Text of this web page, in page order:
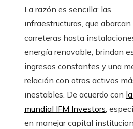
La razón es sencilla: las
infraestructuras, que abarcan
carreteras hasta
energía renovable, brindan
ingresos constantes y una
relación con otros activos
inestables. De acuerdo con
mundial IFM Investors,
en manejar capital